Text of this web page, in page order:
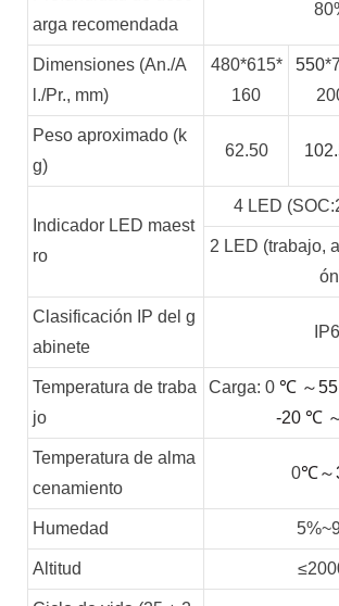
arga recomendada
Dimensiones (An./A
l./Pr., mm)
480*615*
160
550
Peso aproximado (k
g)
62.50
Indicador LED maest
ro
4 LED
2 LED (trabajo,
Clasificación IP del g
abinete
Temperatura de traba
jo
Carga: 0 ℃ ～55
-20 ℃
Temperatura de alma
cenamiento
0℃～
Humedad
Altitud